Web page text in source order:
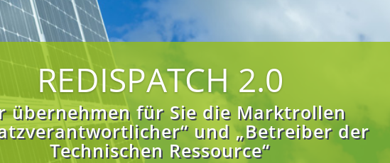
REDISPATCH 2.0
übernehmen für Sie die Marktrollen
und „Betreiber der
Technischen Ressource“